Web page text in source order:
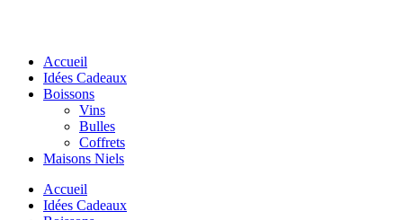
Accueil
Idées Cadeaux
Boissons
Vins
Bulles
Coffrets
Maisons Niels
Accueil
Idées Cadeaux